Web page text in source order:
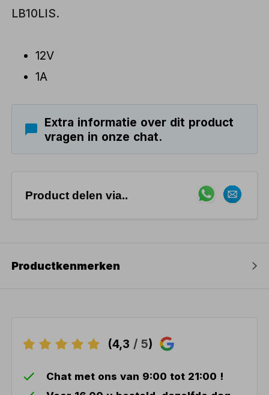
LB10LIS.
12V
1A
Extra informatie over dit product
vragen in onze chat.
Product delen via..
Productkenmerken
(4,3 / 5)
Chat met ons van 9:00 tot 21:00 !